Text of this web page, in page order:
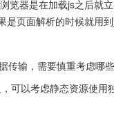
览器是在加载js之后就
页面解析的时候就用
输，需要慎重考虑哪
可以考虑静态资源使用